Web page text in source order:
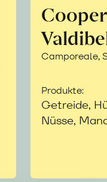
Camporeale,
Produkte:
Getreide,
Nüsse,